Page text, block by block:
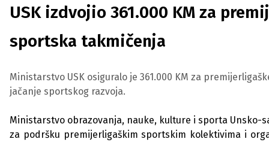
USK izdvojio 361.000 KM za
sportska takmičenja
Ministarstvo USK osiguralo je 361.000 KM za
jačanje sportskog razvoja.
Ministarstvo obrazovanja, nauke, kulture i sporta Unsko-
za podršku premijerligaškim sportskim kolektivima i